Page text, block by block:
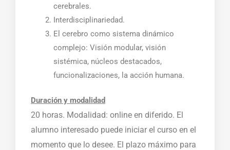
cerebrales.
Interdisciplinariedad.
El cerebro como sistema dinámico
complejo: Visión modular, visión
sistémica, núcleos destacados,
funcionalizaciones, la acción humana.
Duración y modalidad
20 horas. Modalidad: online en diferido. El
alumno interesado puede iniciar el curso en el
momento que lo desee. El plazo máximo para